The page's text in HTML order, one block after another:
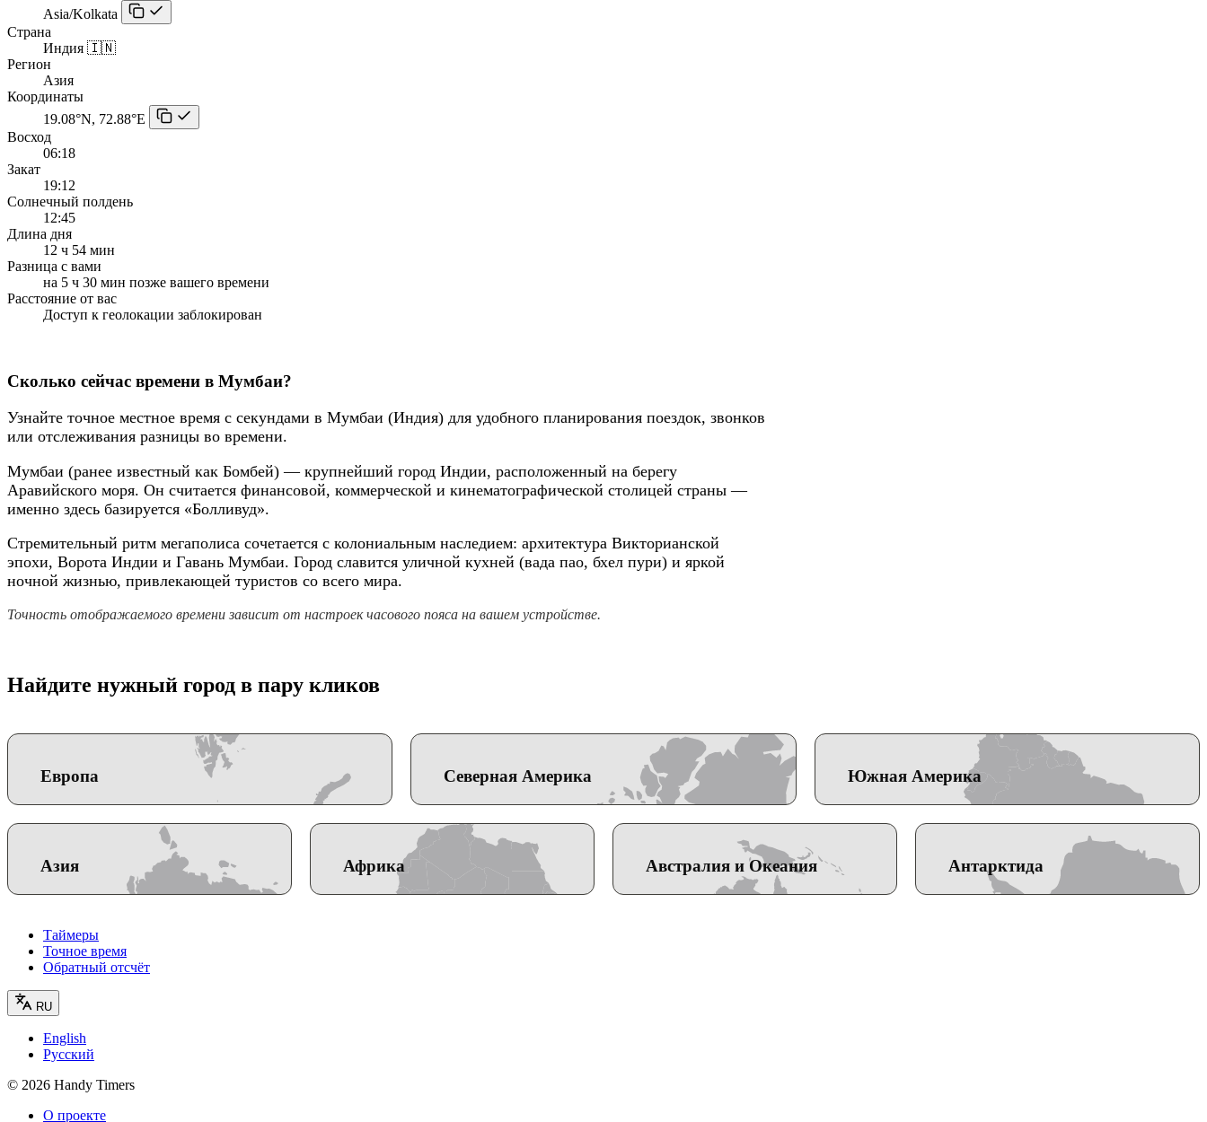
Asia/Kolkata
Страна
Индия 🇮🇳
Регион
Азия
Координаты
19.08°N, 72.88°E
Восход
06:18
Закат
19:12
Солнечный полдень
12:45
Длина дня
12 ч 54 мин
Разница с вами
на 5 ч 30 мин позже вашего времени
Расстояние от вас
Доступ к геолокации заблокирован
Сколько сейчас времени в Мумбаи?
Узнайте точное местное время с секундами в Мумбаи (Индия) для удобного планирования поездок, звонков
или отслеживания разницы во времени.
Мумбаи (ранее известный как Бомбей) — крупнейший город Индии, расположенный на берегу
Аравийского моря. Он считается финансовой, коммерческой и кинематографической столицей страны —
именно здесь базируется «Болливуд».
Стремительный ритм мегаполиса сочетается с колониальным наследием: архитектура Викторианской
эпохи, Ворота Индии и Гавань Мумбаи. Город славится уличной кухней (вада пао, бхел пури) и яркой
ночной жизнью, привлекающей туристов со всего мира.
Точность отображаемого времени зависит от настроек часового пояса на вашем устройстве.
Найдите нужный город в пару кликов
Европа Северная Америка Южная Америка
Азия Африка Австралия и Океания Антарктида
Таймеры
Точное время
Обратный отсчёт
RU
English
Русский
© 2026 Handy Timers
О проекте